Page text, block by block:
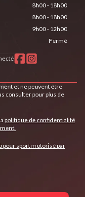
8h00 - 18h00
8h00 - 18h00
9h00 - 12h00
Fermé
et ne peuvent être
consulter pour plus de
politique de confidentialité
pour sport motorisé par